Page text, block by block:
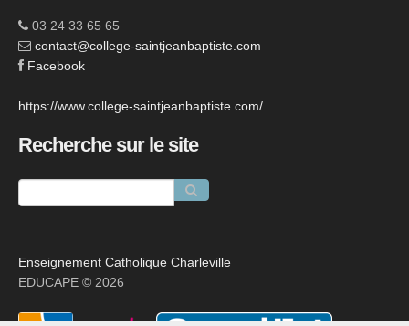
03 24 33 65 65
contact@college-saintjeanbaptiste.com
Facebook
https://www.college-saintjeanbaptiste.com/
Recherche sur le site
Enseignement Catholique Charleville
EDUCAPE © 2026